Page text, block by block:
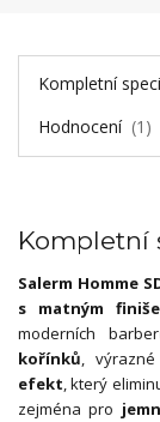
Kompletní
Hodnocení
1
Kompletní
Salerm Homme
s matným
moderních
kořínků, výrazné
efekt, který
zejména pro